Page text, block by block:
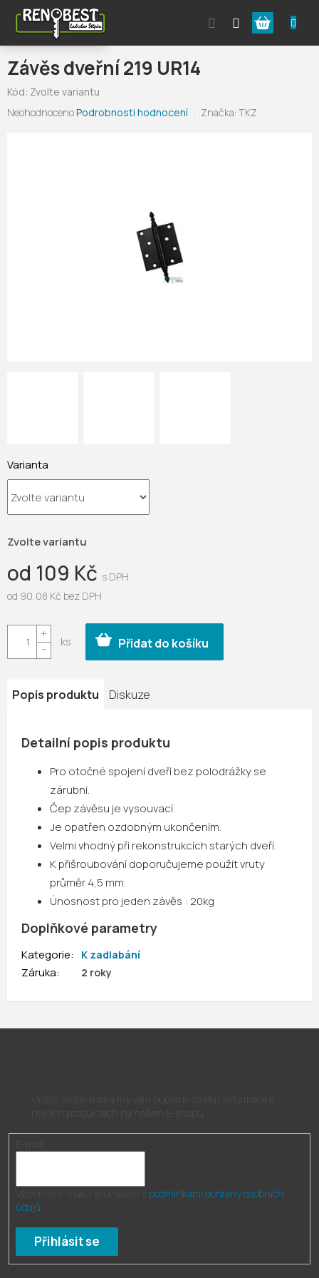
obsah
Nákupní
košík
Závěs dveřní 219 UR14
Kód: Zvolte variantu
Průměrné
NeohodnocenoPodrobnosti hodnocení Značka:TKZ
od 109 Kč
od 90,08 Kč bez DPH
cena:
Zvolte variantu
Varianta
Přidat do košíku
Popis produktu Diskuze
Detailní popis produktu
Pro otočné spojení dveří bez polodrážky se
zárubní.
Čep závěsu je vysouvací.
Je opatřen ozdobným ukončením.
Velmi vhodný při rekonstrukcích starých dveří.
K přišroubování doporučujeme použít vruty
průměr 4,5 mm.
Únosnost pro jeden závěs : 20kg
Doplňkové parametry
Kategorie: K zadlabání
Záruka: 2 roky
podmínkami ochrany osobních
údajů
Přihlásit se